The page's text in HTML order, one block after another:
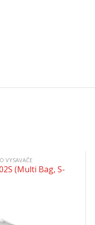
VYSAVAČE
(Multi Bag, S-